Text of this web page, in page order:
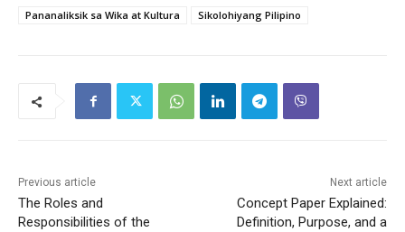
Pananaliksik sa Wika at Kultura
Sikolohiyang Pilipino
Previous article
The Roles and
Responsibilities of the
Next article
Concept Paper Explained:
Definition, Purpose, and a